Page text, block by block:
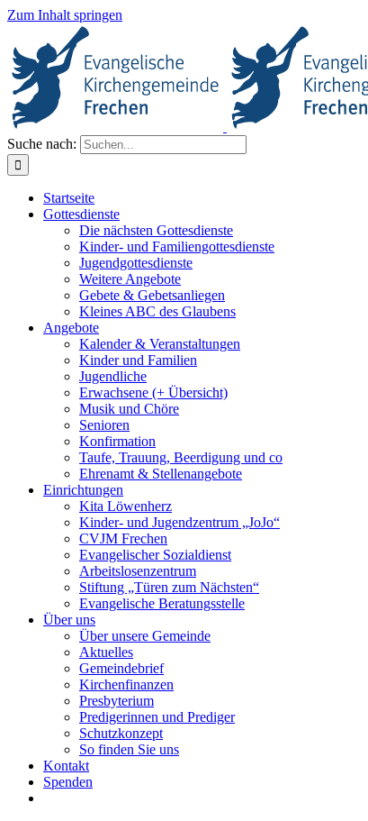
Zum Inhalt springen
Suche nach:
Startseite
Gottesdienste
Die nächsten Gottesdienste
Kinder- und Familiengottesdienste
Jugendgottesdienste
Weitere Angebote
Gebete & Gebetsanliegen
Kleines ABC des Glaubens
Angebote
Kalender & Veranstaltungen
Kinder und Familien
Jugendliche
Erwachsene (+ Übersicht)
Musik und Chöre
Senioren
Konfirmation
Taufe, Trauung, Beerdigung und co
Ehrenamt & Stellenangebote
Einrichtungen
Kita Löwenherz
Kinder- und Jugendzentrum „JoJo“
CVJM Frechen
Evangelischer Sozialdienst
Arbeitslosenzentrum
Stiftung „Türen zum Nächsten“
Evangelische Beratungsstelle
Über uns
Über unsere Gemeinde
Aktuelles
Gemeindebrief
Kirchenfinanzen
Presbyterium
Predigerinnen und Prediger
Schutzkonzept
So finden Sie uns
Kontakt
Spenden